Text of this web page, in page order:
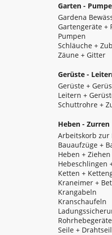
Garten -
Gardena
Gartengeräte +
Pumpen
Schläuche +
Zäune + Gitter
Gerüste -
Gerüste +
Leitern +
Schuttrohre +
Heben - Zurren
Arbeitskorb zur
Bauaufzüge +
Heben + Ziehen
Hebeschlingen
Ketten +
Kraneimer +
Krangabeln
Kranschaufeln
Rohrhebegeräte
Seile +